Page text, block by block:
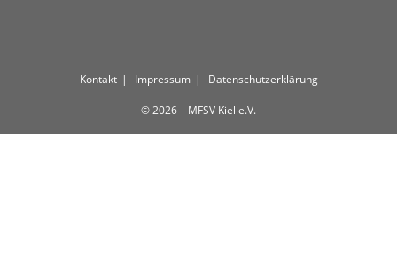
Kontakt Impressum Datenschutzerklärung
© 2026 – MFSV Kiel e.V.